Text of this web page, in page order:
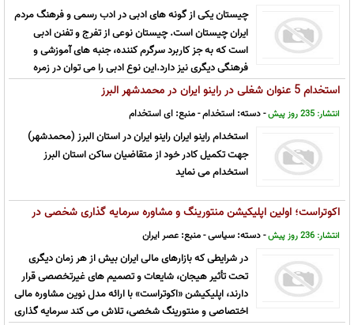
چیستان یکی از گونه های ادبی در ادب رسمی و فرهنگ مردم
ایران چیستان است. چیستان نوعی از تفرج و تفنن ادبی
است که به جز کاربرد سرگرم کننده، جنبه های آموزشی و
فرهنگی دیگری نیز دارد.این نوع ادبی را می توان در زمره
ادبیات اندرزی به شمار آورد. چیستان&nbsp;کلمه ای مرکب از &laquo;چ ...
استخدام 5 عنوان شغلی در راینو ایران در محمدشهر البرز
انتشار: 235 روز پیش - دسته: استخدام- منبع: ای استخدام
استخدام راینو ایران راینو ایران در استان البرز (محمدشهر)
جهت تکمیل کادر خود از متقاضیان ساکن استان البرز
استخدام می نماید
اکوتراست؛ اولین اپلیکیشن منتورینگ و مشاوره سرمایه گذاری شخصی در
ایران
انتشار: 236 روز پیش - دسته: سیاسی- منبع: عصر ایران
در شرایطی که بازارهای مالی ایران بیش از هر زمان دیگری
تحت تأثیر هیجان، شایعات و تصمیم های غیرتخصصی قرار
دارند، اپلیکیشن «اکوتراست» با ارائه مدل نوین مشاوره مالی
اختصاصی و منتورینگ شخصی، تلاش می کند سرمایه گذاری